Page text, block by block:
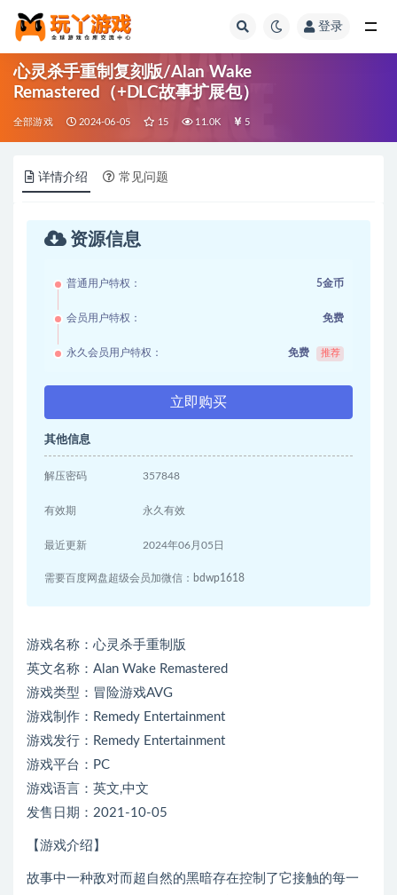
登录
心灵杀手重制复刻版/Alan Wake
Remastered（+DLC故事扩展包）
全部游戏 2024-06-05 15 11.0K 5
详情介绍 常见问题
资源信息
普通用户特权： 5金币
会员用户特权： 免费
永久会员用户特权： 免费 推荐
立即购买
其他信息
解压密码 357848
有效期 永久有效
最近更新 2024年06月05日
需要百度网盘超级会员加微信：bdwp1618
游戏名称：心灵杀手重制版
英文名称：Alan Wake Remastered
游戏类型：冒险游戏AVG
游戏制作：Remedy Entertainment
游戏发行：Remedy Entertainment
游戏平台：PC
游戏语言：英文,中文
发售日期：2021-10-05
【游戏介绍】
故事中一种敌对而超自然的黑暗存在控制了它接触的每一